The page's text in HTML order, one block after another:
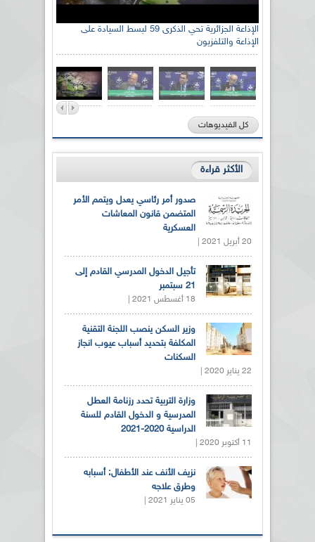
الإذاعة الجزائرية تحي الذكرى 59 لبسط السيادة على
الإذاعة والتلفزيون
كل الفيديوهات
الأكثر قراءة
صدور أمر رئاسي يعدل ويتمم الأمر
المتضمن قانون المعاشات
العسكرية
20 أبريل 2021 |
تأجيل الدخول المدرسي القادم إلى
21 سبتمبر
18 أغسطس 2021 |
وزير السكن ينصب اللجنة التقنية
المكلفة بتحديد أسباب عيوب انجاز
السكنات
22 يناير 2020 |
وزارة التربية تحدد رزنامة العطل
المدرسية و الدخول القادم للسنة
الدراسية 2020-2021
11 أكتوبر 2020 |
نزيف الأنف عند الأطفال: أسبابه
وطرق علاجه
05 يناير 2021 |